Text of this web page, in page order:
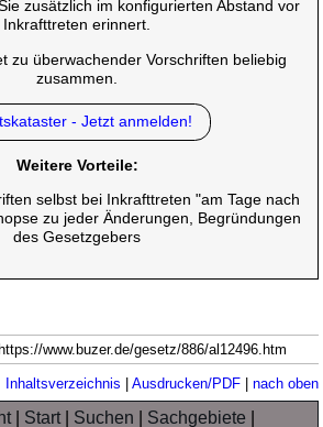
zusätzlich im konfigurierten Abstand vor
Inkrafttreten erinnert.
zu überwachender Vorschriften beliebig
zusammen.
- Jetzt anmelden!
Weitere Vorteile:
selbst bei Inkrafttreten "am Tage nach
zu jeder Änderungen, Begründungen
des Gesetzgebers
www.buzer.de/gesetz/886/al12496.htm
Inhaltsverzeichnis Ausdrucken/PDF| nach oben
| Start| Suchen Sachgebiete